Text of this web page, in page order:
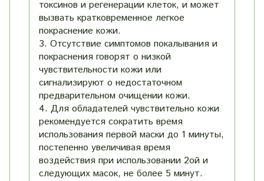
токсинов и регенерации клеток, и может
вызвать кратковременное легкое
покраснение кожи.
3. Отсутствие симптомов покалывания и
покраснения говорят о низкой
чувствительности кожи или
сигнализируют о недостаточном
предварительном очищении кожи.
4. Для обладателей чувствительно кожи
рекомендуется сократить время
использования первой маски до 1 минуты,
постепенно увеличивая время
воздействия при использовании 2ой и
следующих масок, не более 5 минут.